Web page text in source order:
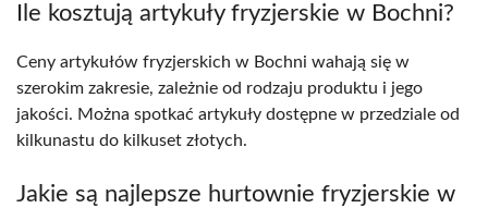
Ile kosztują artykuły fryzjerskie w Bochni?
Ceny artykułów fryzjerskich w Bochni wahają się w
szerokim zakresie, zależnie od rodzaju produktu i jego
jakości. Można spotkać artykuły dostępne w przedziale od
kilkunastu do kilkuset złotych.
Jakie są najlepsze hurtownie fryzjerskie w